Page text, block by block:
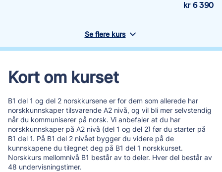
Kort om kurset
B1 del 1 og del 2 norskkursene er for dem som allerede har
norskkunnskaper tilsvarende A2 nivå, og vil bli mer selvstendig
når du kommuniserer på norsk. Vi anbefaler at du har
norskkunnskaper på A2 nivå (del 1 og del 2) før du starter på
B1 del 1. På B1 del 2 nivået bygger du videre på de
kunnskapene du tilegnet deg på B1 del 1 norskkurset.
Norskkurs mellomnivå B1 består av to deler. Hver del består av
48 undervisningstimer.
kr 6 390
Se flere kurs